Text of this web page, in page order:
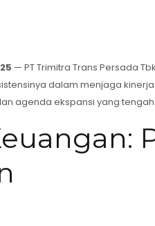
— PT Trimitra Trans Persada
dalam menjaga
agenda ekspansi yang